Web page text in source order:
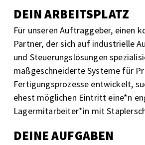
DEIN ARBEITSPLATZ
Für unseren Auftraggeber, einen
Partner, der sich auf industrielle
und Steuerungslösungen
maßgeschneiderte Systeme für
Fertigungsprozesse entwickelt,
ehest möglichen Eintritt eine*n
Lagermitarbeiter*in mit
DEINE AUFGABEN